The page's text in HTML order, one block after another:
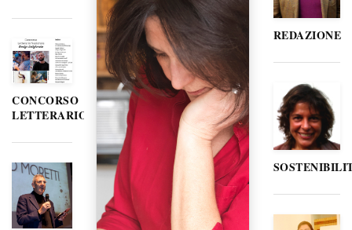
CONCORSO
LETTERARIO
REDAZIONE